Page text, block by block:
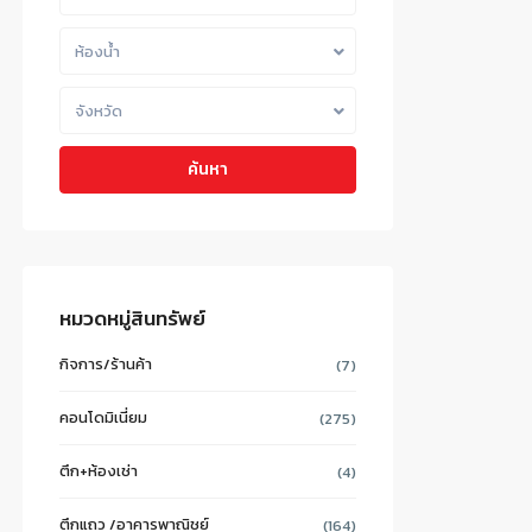
ห้องน้ำ
จังหวัด
ค้นหา
หมวดหมู่สินทรัพย์
กิจการ/ร้านค้า (7)
คอนโดมิเนี่ยม (275)
ตึก+ห้องเช่า (4)
ตึกแถว /อาคารพาณิชย์ (164)